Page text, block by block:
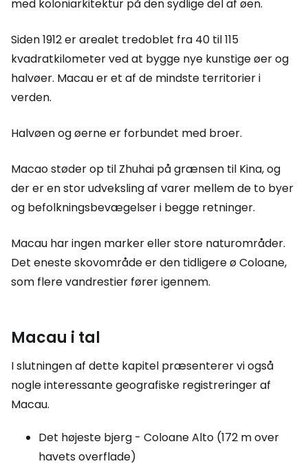
med koloniarkitektur på den sydlige del af øen.
Siden 1912 er arealet tredoblet fra 40 til 115
kvadratkilometer ved at bygge nye kunstige øer og
halvøer. Macau er et af de mindste territorier i
verden.
Halvøen og øerne er forbundet med broer.
Macao støder op til Zhuhai på grænsen til Kina, og
der er en stor udveksling af varer mellem de to byer
og befolkningsbevægelser i begge retninger.
Macau har ingen marker eller store naturområder.
Det eneste skovområde er den tidligere ø Coloane,
som flere vandrestier fører igennem.
Macau i tal
I slutningen af dette kapitel præsenterer vi også
nogle interessante geografiske registreringer af
Macau.
Det højeste bjerg - Coloane Alto (172 m over
havets overflade)